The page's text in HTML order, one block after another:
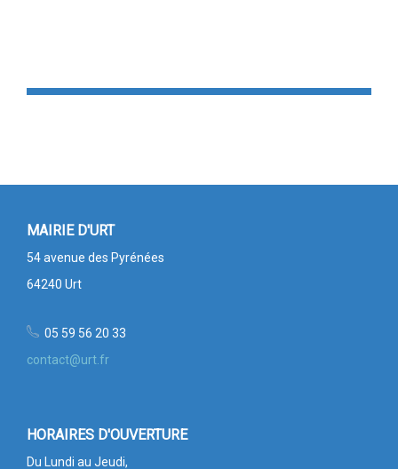
MAIRIE D'URT
54 avenue des Pyrénées
64240 Urt
05 59 56 20 33
contact@urt.fr
HORAIRES D'OUVERTURE
Du Lundi au Jeudi,